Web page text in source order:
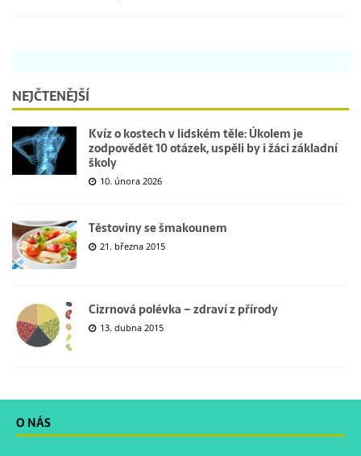
NEJČTENĚJŠÍ
Kvíz o kostech v lidském těle: Úkolem je
zodpovědět 10 otázek, uspěli by i žáci základní
školy
10. února 2026
Těstoviny se šmakounem
21. března 2015
Cizrnová polévka – zdraví z přírody
13. dubna 2015
O NÁS